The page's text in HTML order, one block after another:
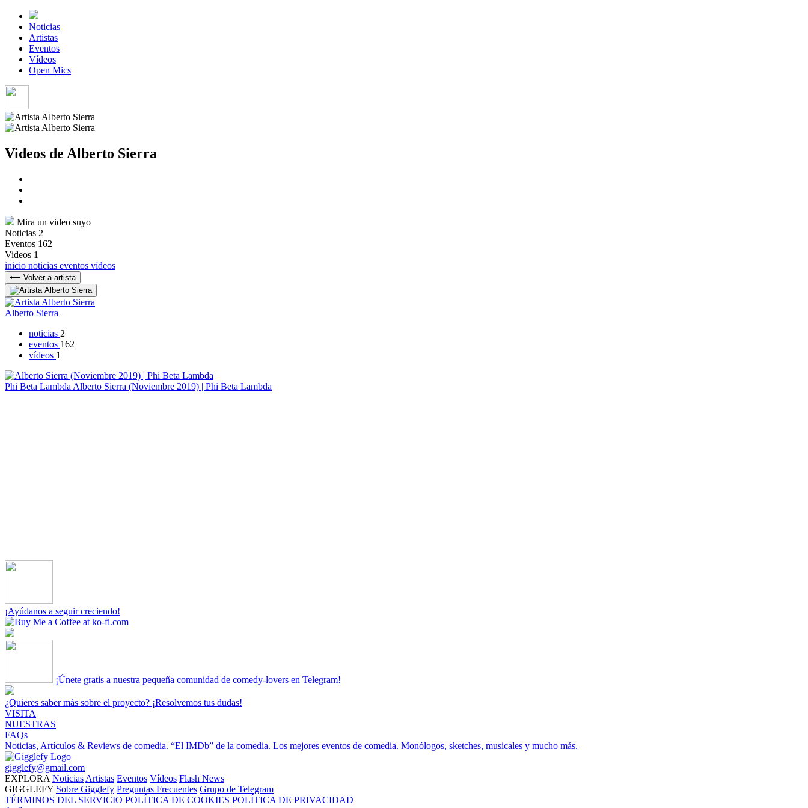
Noticias
Artistas
Eventos
Vídeos
Open Mics
Videos de Alberto Sierra
Mira un video suyo
Noticias 2
Eventos 162
Videos 1
inicio noticias eventos vídeos
⟵ Volver a artista
Alberto Sierra
noticias 2
eventos 162
vídeos 1
Phi Beta Lambda Alberto Sierra (Noviembre 2019) | Phi Beta Lambda
¡Ayúdanos a seguir creciendo!
¡Únete gratis a nuestra pequeña comunidad de comedy-lovers en Telegram!
¿Quieres saber más sobre el proyecto? ¡Resolvemos tus dudas!
VISITA
NUESTRAS
FAQs
Noticias, Artículos & Reviews de comedia. “El IMDb” de la comedia. Los mejores eventos de comedia. Monólogos, sketches, musicales y mucho más.
gigglefy@gmail.com
EXPLORA Noticias Artistas Eventos Vídeos Flash News
GIGGLEFY Sobre Gigglefy Preguntas Frecuentes Grupo de Telegram
TÉRMINOS DEL SERVICIO POLÍTICA DE COOKIES POLÍTICA DE PRIVACIDAD